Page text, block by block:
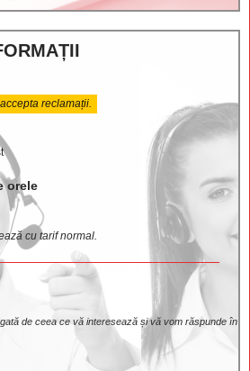
reclamații.
orele
cu tarif normal.
de ceea ce vă interesează și vă vom răspunde în